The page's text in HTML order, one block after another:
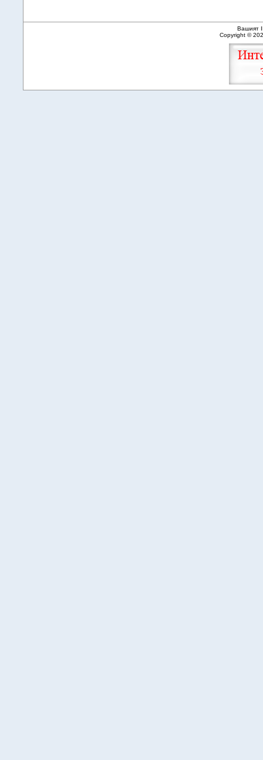
Вашият
Copyright ©